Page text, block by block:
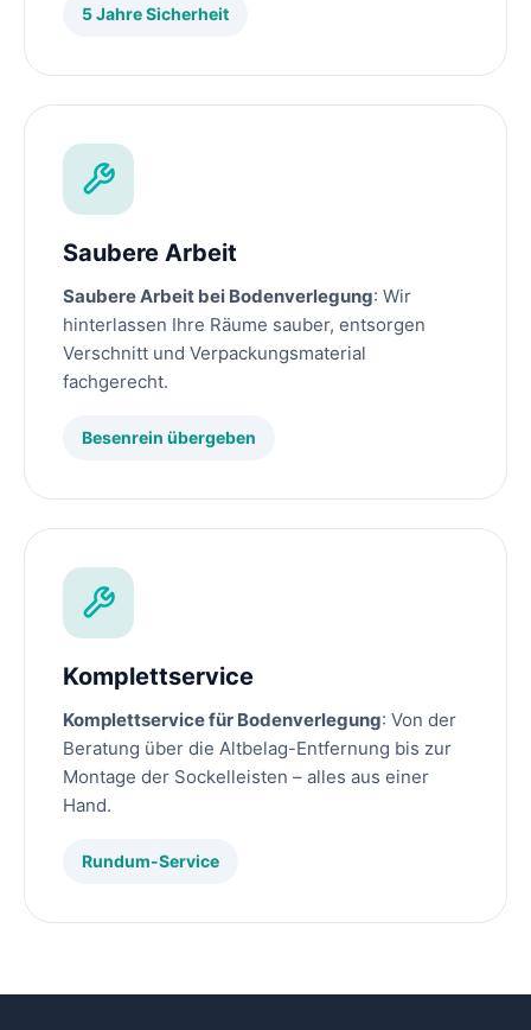
5 Jahre Sicherheit
Saubere Arbeit
Saubere Arbeit bei Bodenverlegung: Wir
hinterlassen Ihre Räume sauber, entsorgen
Verschnitt und Verpackungsmaterial
fachgerecht.
Besenrein übergeben
Komplettservice
Komplettservice für Bodenverlegung: Von der
Beratung über die Altbelag-Entfernung bis zur
Montage der Sockelleisten – alles aus einer
Hand.
Rundum-Service